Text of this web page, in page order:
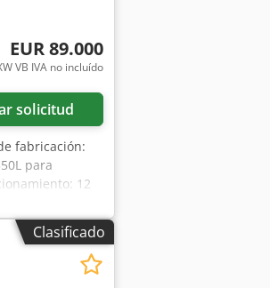
EUR 89.000
VB IVA no incluído
solicitud
fabricación:
para
12
Clasificado